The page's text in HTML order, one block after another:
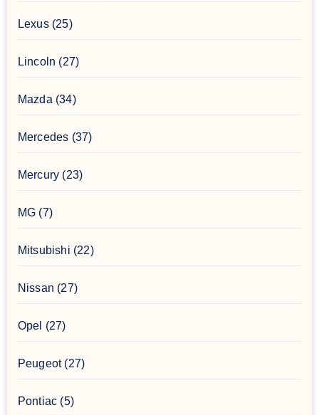
Lexus(25)
Lincoln (27)
Mazda (34)
Mercedes (37)
Mercury (23)
MG (7)
Mitsubishi (22)
Nissan (27)
Opel (27)
Peugeot(27)
Pontiac (5)